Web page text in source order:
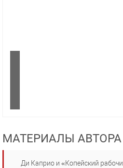
МАТЕРИАЛЫ АВТОРА
Ди Каприо и «Копейский